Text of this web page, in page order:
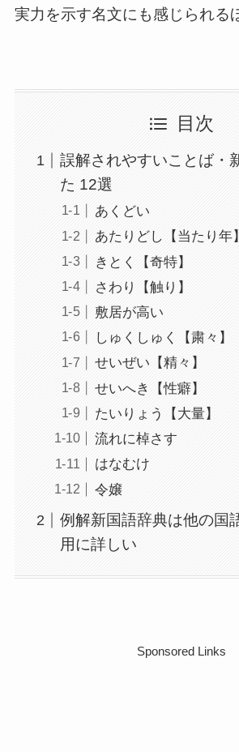
実力を示す名文にも感じられる
目次
誤解されやすいことば・
た 12選
あくどい
あたりどし【当たり年】
きとく【奇特】
さわり【触り】
敷居が高い
しゅくしゅく【粛々】
せいぜい【精々】
せいへき【性癖】
たいりょう【大量】
流れに棹さす
はなむけ
令嬢
例解新国語辞典は他の国
用に詳しい
Sponsored Links